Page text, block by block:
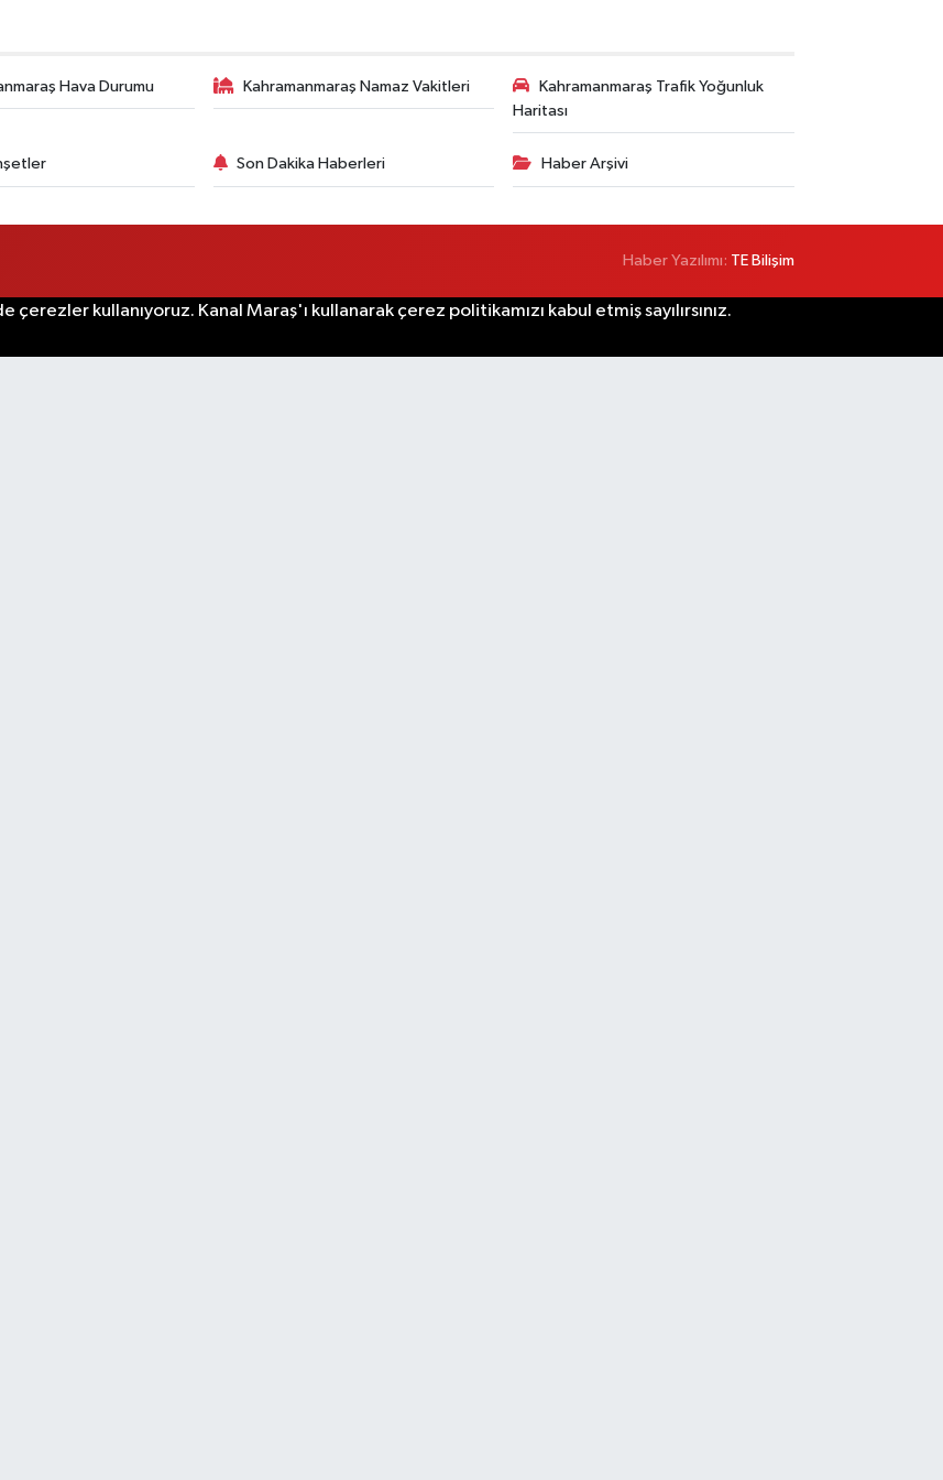
Hava Durumu Kahramanmaraş Namaz Vakitleri
Kahramanmaraş Trafik Yoğunluk
Haritası
Son Dakika Haberleri Haber Arşivi
Haber Yazılımı: TE Bilişim
kullanıyoruz. Kanal Maraş'ı kullanarak çerez politikamızı kabul etmiş sayılırsınız.